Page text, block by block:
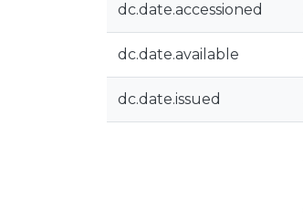
dc.date.accessioned
dc.date.available
dc.date.issued